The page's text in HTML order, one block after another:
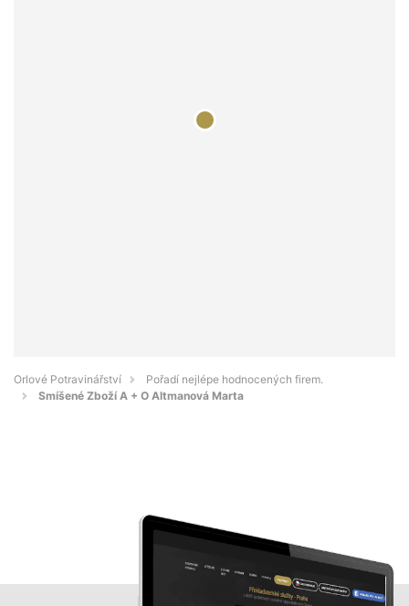
Orlové Potravinářství
Pořadí nejlépe hodnocených firem.
Smíšené Zboží A + O Altmanová Marta